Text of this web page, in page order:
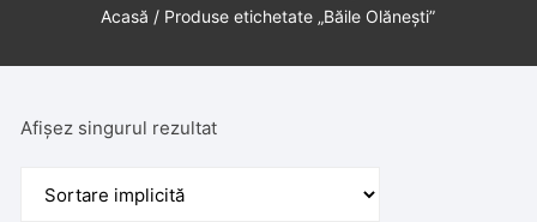
Acasă / Produse etichetate „Băile Olănești”
Afișez singurul rezultat